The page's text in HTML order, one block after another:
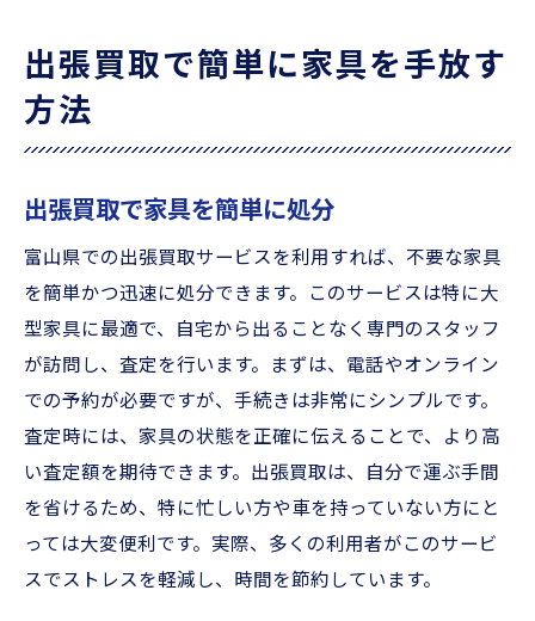
出張買取で簡単に家具を手放す
方法
出張買取で家具を簡単に処分
富山県での出張買取サービスを利用すれば、不要な家具
を簡単かつ迅速に処分できます。このサービスは特に大
型家具に最適で、自宅から出ることなく専門のスタッフ
が訪問し、査定を行います。まずは、電話やオンライン
での予約が必要ですが、手続きは非常にシンプルです。
査定時には、家具の状態を正確に伝えることで、より高
い査定額を期待できます。出張買取は、自分で運ぶ手間
を省けるため、特に忙しい方や車を持っていない方にと
っては大変便利です。実際、多くの利用者がこのサービ
スでストレスを軽減し、時間を節約しています。